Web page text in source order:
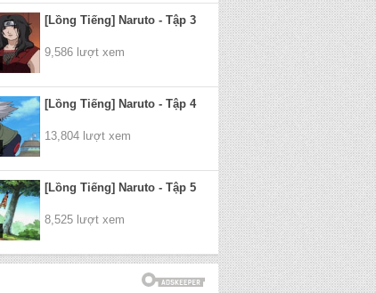
[Lồng Tiếng] Naruto - Tập 3
9,586 lượt xem
[Lồng Tiếng] Naruto - Tập 4
13,804 lượt xem
[Lồng Tiếng] Naruto - Tập 5
8,525 lượt xem